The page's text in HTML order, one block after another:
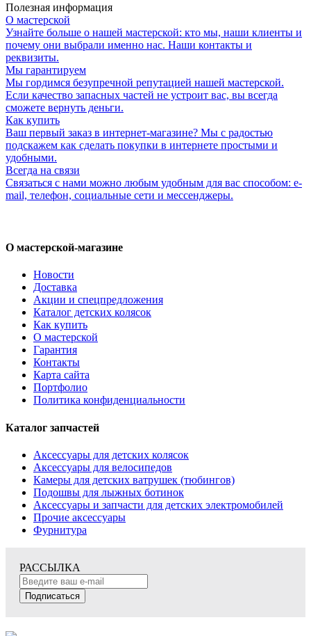
Полезная информация
О мастерской
Узнайте больше о нашей мастерской: кто мы, наши клиенты и
почему они выбрали именно нас. Наши контакты и
реквизиты.
Мы гарантируем
Мы гордимся безупречной репутацией нашей мастерской.
Если качество запасных частей не устроит вас, вы всегда
сможете вернуть деньги.
Как купить
Ваш первый заказ в интернет-магазине? Мы с радостью
подскажем как сделать покупки в интернете простыми и
удобными.
Всегда на связи
Связаться с нами можно любым удобным для вас способом: e-
mail, телефон, социальные сети и мессенджеры.
О мастерской-магазине
Новости
Доставка
Акции и спецпредложения
Каталог детских колясок
Как купить
О мастерской
Гарантия
Контакты
Карта сайта
Портфолио
Политика конфиденциальности
Каталог запчастей
Аксессуары для детских колясок
Аксессуары для велосипедов
Камеры для детских ватрушек (тюбингов)
Подошвы для лыжных ботинок
Аксессуары и запчасти для детских электромобилей
Прочие аксессуары
Фурнитура
РАССЫЛКА
Подписаться